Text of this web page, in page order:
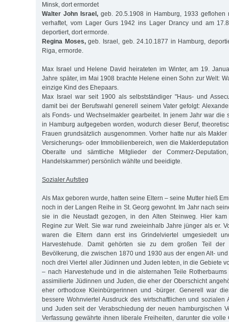
Minsk, dort ermordet
Walter John Israel, geb. 20.5.1908 in Hamburg, 1933 geflohen
verhaftet, vom Lager Gurs 1942 ins Lager Drancy und am
deportiert, dort ermorde.
Regina Moses,geb. Israel, geb. 24.10.1877 in Hamburg,
Riga, ermorde.
Max Israel und Helene David heirateten im Winter, am 19.
Jahre später, im Mai 1908 brachte Helene einen Sohn zur Welt:
einzige Kind des Ehepaars.
Max Israel war seit 1900 als selbstständiger "Haus- und
damit bei der Berufswahl generell seinem Vater gefolgt:
als Fonds- und Wechselmakler gearbeitet. In jenem Jahr war die
in Hamburg aufgegeben worden, wodurch dieser Beruf,
Frauen grundsätzlich ausgenommen. Vorher hatte nur als
Versicherungs- oder Immobilienbereich, wen die
Oberalte und sämtliche Mitglieder der Commerz-
Handelskammer) persönlich wählte und beeidigte.
Sozialer Aufstieg
Als Max geboren wurde, hatten seine Eltern – seine Mutter hieß
noch in der Langen Reihe in St. Georg gewohnt. Im Jahr nach
sie in die Neustadt gezogen, in den Alten Steinweg. Hier kam
Regine zur Welt. Sie war rund zweieinhalb Jahre jünger als er.
waren die Eltern dann erst ins Grindelviertel umgesiedelt
Harvestehude. Damit gehörten sie zu dem großen Teil der
Bevölkerung, die zwischen 1870 und 1930 aus der engen Alt-
noch drei Viertel aller Jüdinnen und Juden lebten, in die Gebiete
– nach Harvestehude und in die alsternahen Teile
assimilierte Jüdinnen und Juden, die eher der Oberschicht
eher orthodoxe Kleinbürgerinnen und -bürger. Generell war
bessere Wohnviertel Ausdruck des wirtschaftlichen und sozialen
und Juden seit der Verabschiedung der neuen hamburgischen
Verfassung gewährte ihnen liberale Freiheiten, darunter die volle